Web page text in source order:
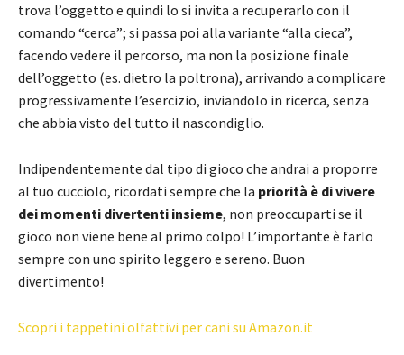
trova l’oggetto e quindi lo si invita a recuperarlo con il
comando “cerca”; si passa poi alla variante “alla cieca”,
facendo vedere il percorso, ma non la posizione finale
dell’oggetto (es. dietro la poltrona), arrivando a complicare
progressivamente l’esercizio, inviandolo in ricerca, senza
che abbia visto del tutto il nascondiglio.
Indipendentemente dal tipo di gioco che andrai a proporre
al tuo cucciolo, ricordati sempre che la priorità è di vivere
dei momenti divertenti insieme, non preoccuparti se il
gioco non viene bene al primo colpo! L’importante è farlo
sempre con uno spirito leggero e sereno. Buon
divertimento!
Scopri i tappetini olfattivi per cani su Amazon.it